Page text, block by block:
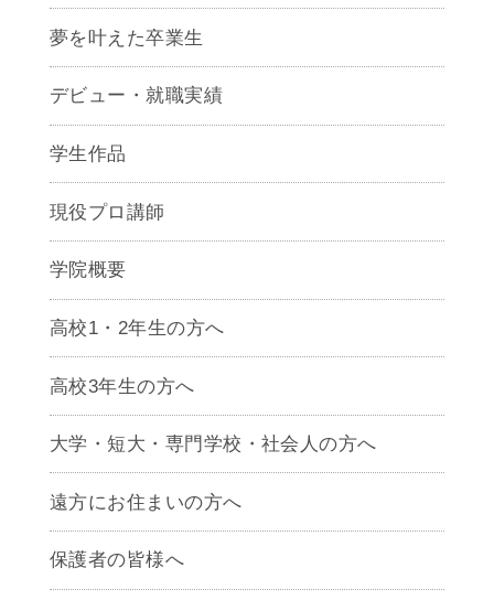
夢を叶えた卒業生
デビュー・就職実績
学生作品
現役プロ講師
学院概要
高校1・2年生の方へ
高校3年生の方へ
大学・短大・専門学校・社会人の方へ
遠方にお住まいの方へ
保護者の皆様へ